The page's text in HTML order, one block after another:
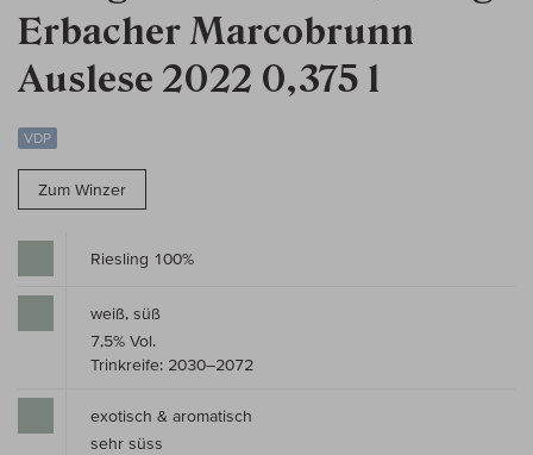
Erbacher Marcobrunn
Auslese 2022 0,375 l
VDP
Zum Winzer
Riesling 100%
weiß, süß
7,5% Vol.
Trinkreife: 2030–2072
exotisch & aromatisch
sehr süss